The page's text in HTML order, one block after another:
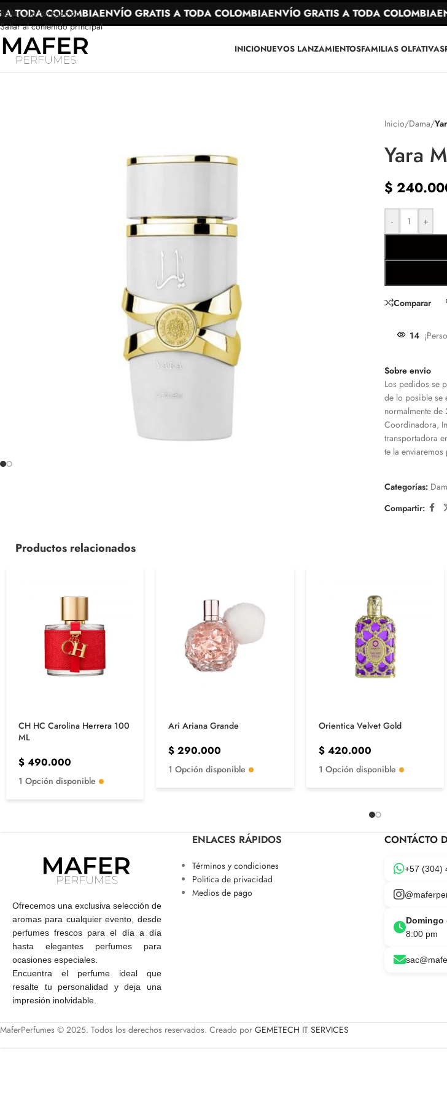
Saltar a la navegación
Saltar al contenido principal
COLOMBIAENVÍO GRATIS A TODA COLOMBIAENVÍO GRATIS A TODA COLOMBIA
INICIONUEVOS LANZAMIENTOSFAMILIAS OLFATIVAS
Inicio/Dama/
Yara
$
- +
Comparar
14
Sobre envio
Los pedidos se
de lo posible se
normalmente
Coordinadora,
transportadora
te la
Categorías:
Compartir:
Productos relacionados
CH HC Carolina Herrera 100
ML
$ 490.000
1 Opción disponible
Ari Ariana Grande
$ 290.000
1 Opción disponible
Orientica Velvet Gold
$420.000
1 Opción disponible
Ofrecemos una exclusiva selección de
aromas para cualquier evento, desde
perfumes frescos para el día a día
hasta elegantes perfumes para
ocasiones especiales.
Encuentra el perfume ideal que
resalte tu personalidad y deja una
impresión inolvidable.
ENLACES RÁPIDOS
Términos y condiciones
Politica de privacidad
Medios de pago
CONTÁCTO
+57 (304)
Domingo
8:00 pm
MaferPerfumes © 2025. Todos los derechos reservados. Creado por GEMETECH IT SERVICES